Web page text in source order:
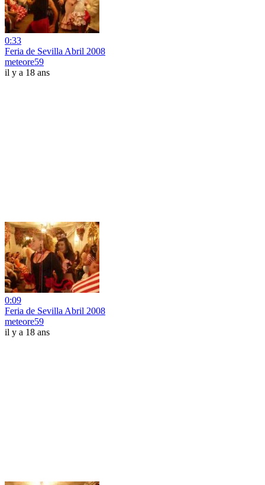
0:33
Feria de Sevilla Abril 2008
meteore59
il y a 18 ans
0:09
Feria de Sevilla Abril 2008
meteore59
il y a 18 ans